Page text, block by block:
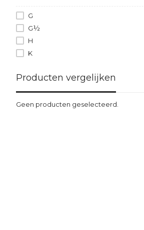
G
G½
H
K
Producten vergelijken
Geen producten geselecteerd.